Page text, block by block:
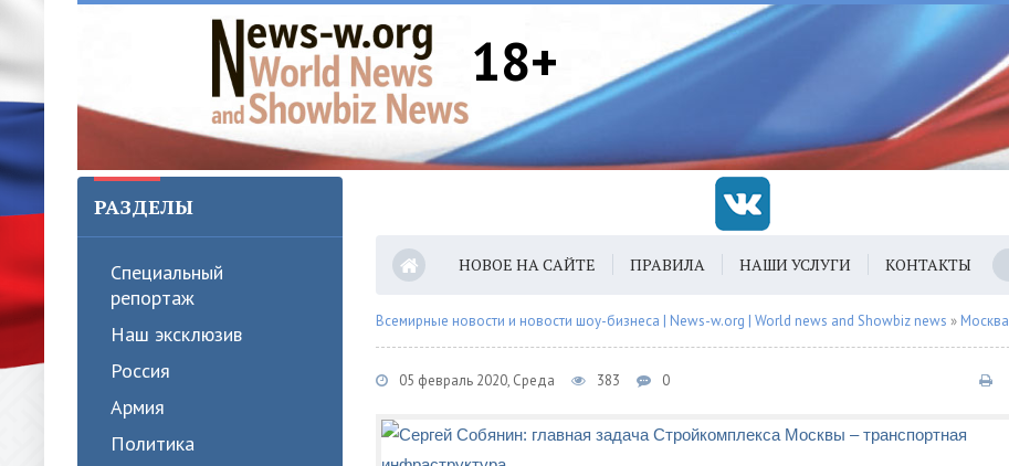
18+
РАЗДЕЛЫ
Специальный
репортаж
Наш эксклюзив
Россия
Армия
Политика
НОВОЕ НА САЙТЕ ПРАВИЛА НАШИ УСЛУГИ КОНТАКТЫ
Всемирные новости и новости шоу-бизнеса | News-w.org | World news and Showbiz news » Москва
05 февраль 2020, Среда 383 0